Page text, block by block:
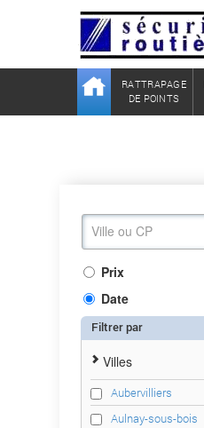
RATTRAPAGE
DE POINTS
Prix
Date
Filtrer par
Villes
Aubervilliers
Aulnay-sous-bois